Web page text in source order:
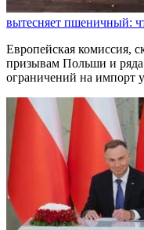
вытесняет пшеничный:
Европейская комиссия,
призывам Польши и
ограничений на импорт